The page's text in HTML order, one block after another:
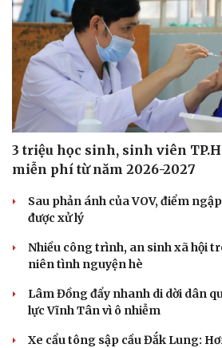
3 triệu học sinh, sinh viên
miễn phí từ năm 2026-2027
Sau phản ánh của VOV, điểm
được xử lý
Nhiều công trình, an sinh xã hội
niên tình nguyện hè
Lâm Đồng đẩy nhanh di dời dân
lực Vĩnh Tân vì ô nhiễm
Xe cẩu tông sập cầu Đắk Lung: